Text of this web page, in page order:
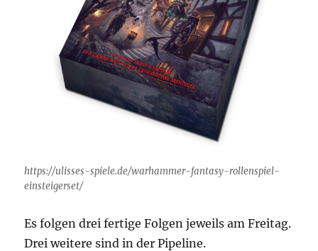
https://ulisses-spiele.de/warhammer-fantasy-rollenspiel-
einsteigerset/
Es folgen drei fertige Folgen jeweils am Freitag.
Drei weitere sind in der Pipeline.